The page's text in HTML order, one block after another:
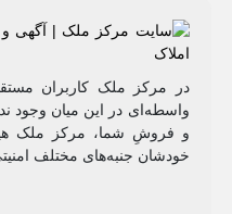
مرکز ملک کاربران مستقیماً با
در این میان وجود ندارد، پس
شما، مرکز ملک هیچ دخالتی
جنبه‌های مختلف امنیتی را در